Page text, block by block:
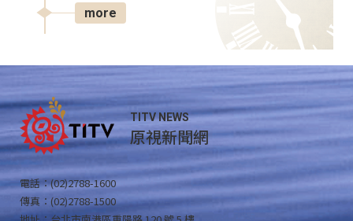
more
TITV NEWS
原視新聞網
電話：(02)2788-1600
傳真：(02)2788-1500